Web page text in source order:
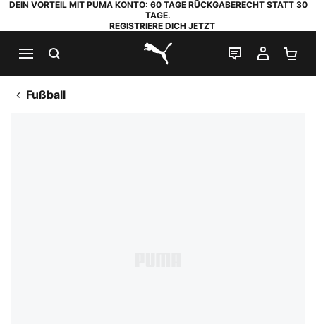
DEIN VORTEIL MIT PUMA KONTO: 60 TAGE RÜCKGABERECHT STATT 30
TAGE.
REGISTRIERE DICH JETZT
PUMA.com
LIVE-CHAT
MEIN
Fußball